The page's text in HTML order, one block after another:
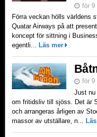
för 9
Förra veckan hölls världens
Quatar Airways på att
koncept för sittning i
egentli... Läs mer
för 9
Just nu
om fritidsliv till sjöss. Det är
och arrangeras årligen av
massor av utställare, n...